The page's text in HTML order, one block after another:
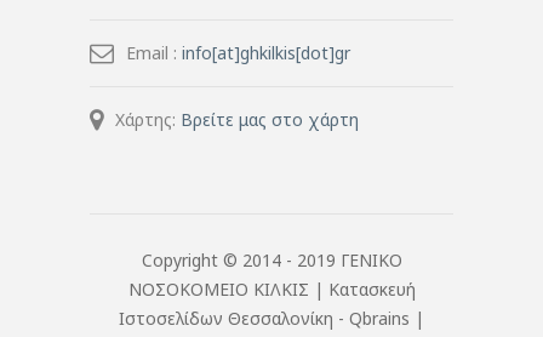
Email : info[at]ghkilkis[dot]gr
Χάρτης: Βρείτε μας στο χάρτη
Copyright © 2014 - 2019 ΓΕΝΙΚΟ
ΝΟΣΟΚΟΜΕΙΟ ΚΙΛΚΙΣ | Κατασκευή
Ιστοσελίδων Θεσσαλονίκη - Qbrains |